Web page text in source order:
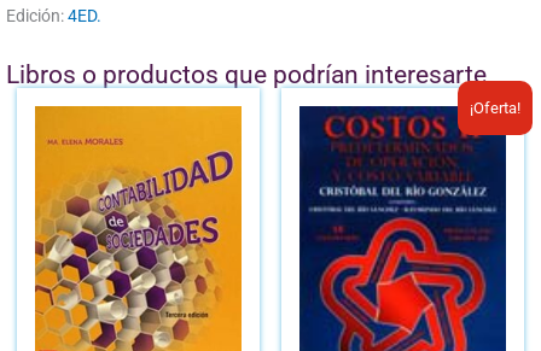
Edición:4ED.
Libros o productos que podrían interesarte
¡Oferta!
El
precio
original
era:
B/.26.20.
El